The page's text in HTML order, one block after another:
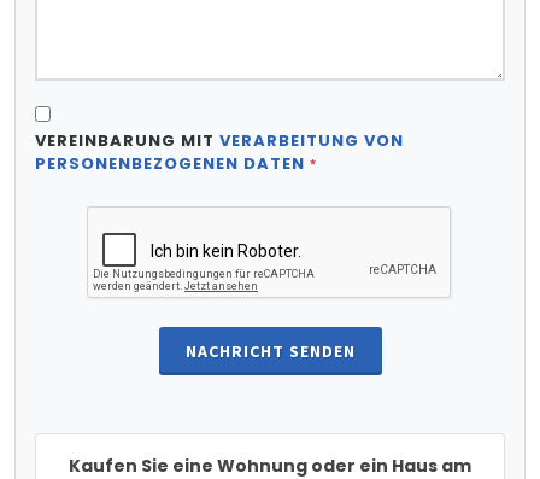
VEREINBARUNG MIT VERARBEITUNG VON
PERSONENBEZOGENEN DATEN *
NACHRICHT SENDEN
Kaufen Sie eine Wohnung oder ein Haus am